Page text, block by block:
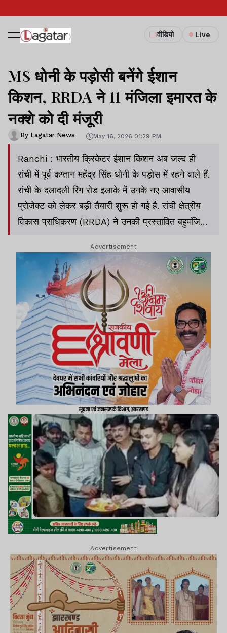
वीडियो Live
MS धोनी के पड़ोसी बनेंगे ईशान
किशन, RRDA ने 11 मंजिला इमारत के
नक्शे को दी मंजूरी
By Lagatar News May 16, 2026 01:29 PM
Ranchi : भारतीय क्रिकेटर ईशान किशन अब जल्द ही
रांची में पूर्व कप्तान महेंद्र सिंह धोनी के पड़ोस में रहने वाले हैं.
रांची के दलादली रिंग रोड इलाके में उनके नए आवासीय
प्रोजेक्ट को लेकर बड़ी तैयारी शुरू हो गई है. रांची क्षेत्रीय
विकास प्राधिकरण (RRDA) ने उनकी प्रस्तावित बहुमंजिला
Advertisement
Advertisement